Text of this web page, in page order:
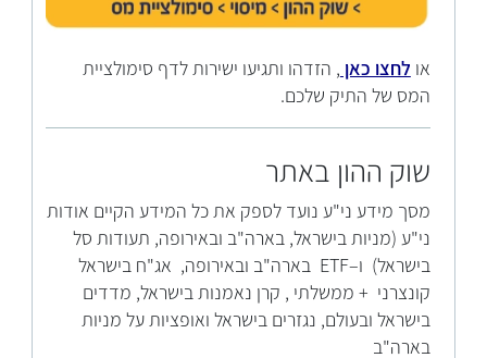
או לחצו כאן , הזדהו ותגיעו ישירות לדף סימולציית
המס של התיק שלכם.
שוק ההון באתר
מסך מידע ני"ע נועד לספק את כל המידע הקיים אודות
ני"ע (מניות בישראל, בארה"ב ובאירופה, תעודות סל
בישראל) ו–ETF בארה"ב ובאירופה, אג"ח בישראל
קונצרני + ממשלתי , קרן נאמנות בישראל, מדדים
בישראל ובעולם, נגזרים בישראל ואופציות על מניות
בארה"ב